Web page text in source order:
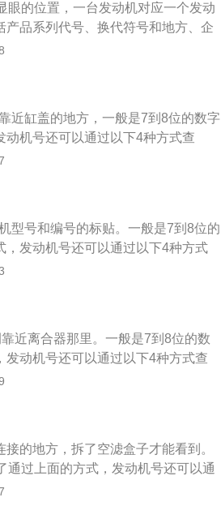
78千瓦，最大功率转速6000转，最
使用92号的汽油，匹配了五速手动
百度有驾）。
眼的位置，一台发动机对应一个发动
品系列代号、换代符号和地方、企
示，但须经行业标准标准化归口单
成。尾部：区分符号。同一系列产
当的符号表示，后部与尾部可
近缸盖的地方，一般是7到8位的数字
机号还可以通过以下4种方式查
倒数第二行； 机动车登记证书上会
号。发动机型号指的是发动机在所
并且每台发动机的编号都是不一样
型号和编号的标贴。一般是7到8位的
发动机号还可以通过以下4种方式
于倒数第二行；机动车登记证书上
型号。发动机型号指的是发动机在
一样的。而发动机号指的是发动机
号并且每台发动机的编号都是不一
近离合器那里。一般是7到8位的数
动机号还可以通过以下4种方式查
倒数第二行；机动车登记证书上会
号。发动机型号指的是发动机在所
样的。而发动机号指的是发动机的
并且每台发动机的编号都是不一样
的地方，拆了空滤盒子才能看到。
通过上面的方式，发动机号还可以通
机号码，一般位于倒数第二行；机